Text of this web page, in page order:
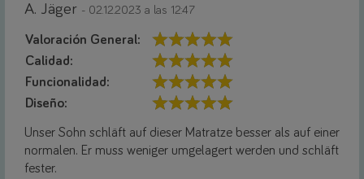
A. Jäger - 02.12.2023 a las 12:47
Valoración General:
Calidad:
Funcionalidad:
Diseño:
Unser Sohn schläft auf dieser Matratze besser als auf einer
normalen. Er muss weniger umgelagert werden und schläft
fester.